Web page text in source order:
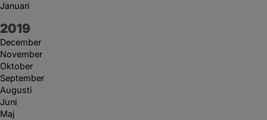
Januari
År:
2019
December
November
Oktober
September
Augusti
Juni
Maj